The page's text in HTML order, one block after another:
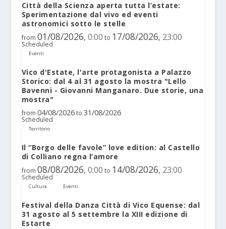
Città della Scienza aperta tutta l’estate:
Sperimentazione dal vivo ed eventi
astronomici sotto le stelle
from 01/08/2026, 0:00 to 17/08/2026, 23:00
Scheduled
Eventi
Vico d'Estate, l'arte protagonista a Palazzo
Storico: dal 4 al 31 agosto la mostra "Lello
Bavenni - Giovanni Manganaro. Due storie, una
mostra"
from 04/08/2026 to 31/08/2026
Scheduled
Territorio
Il “Borgo delle favole” love edition: al Castello
di Colliano regna l’amore
from 08/08/2026, 0:00 to 14/08/2026, 23:00
Scheduled
Cultura Eventi
Festival della Danza Città di Vico Equense: dal
31 agosto al 5 settembre la XIII edizione di
Estarte